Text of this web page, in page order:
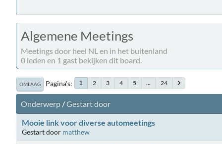
Algemene Meetings
Meetings door heel NL en in het buitenland
0 leden en 1 gast bekijken dit board.
OMLAAG Pagina's 1 2 3 4 5 ... 24
Onderwerp/Gestart door
Mooie link voor diverse automeetings
Gestart door matthew